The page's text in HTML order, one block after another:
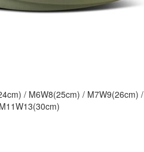
/ M6W8(25cm) / M7W9(26cm) /